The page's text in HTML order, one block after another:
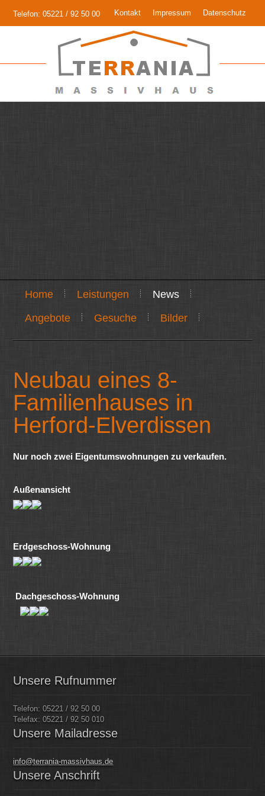
Telefon: 05221 / 92 50 00 Kontakt Impressum Datenschutz
Home Leistungen
News
Angebote
Gesuche Bilder
Neubau eines 8-
Familienhauses in
Herford-Elverdissen
Nur noch zwei Eigentumswohnungen zu verkaufen.
Außenansicht
Erdgeschoss-Wohnung
Dachgeschoss-Wohnung
Unsere Rufnummer
Telefon: 05221 / 92 50 00
Telefax: 05221 / 92 50 010
Unsere Mailadresse
info@terrania-massivhaus.de
Unsere Anschrift